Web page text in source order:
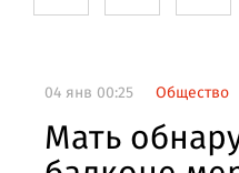
04 янв 00:25 Общество
Мать